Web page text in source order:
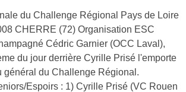
du Challenge Régional Pays de Loire
CHERRE (72) Organisation ESC
Cédric Garnier (OCC Laval),
du jour derrière Cyrille Prisé l'emporte
général du Challenge Régional.
Espoirs : 1) Cyrille Prisé (VC Rouen